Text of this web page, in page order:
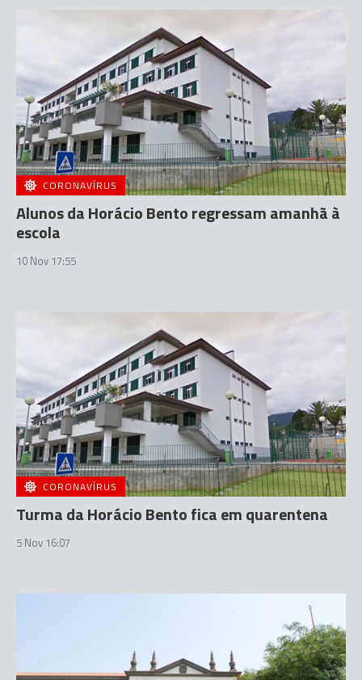
CORONAVÍRUS
Alunos da Horácio Bento regressam amanhã à
escola
10 Nov 17:55
CORONAVÍRUS
Turma da Horácio Bento fica em quarentena
5 Nov 16:07